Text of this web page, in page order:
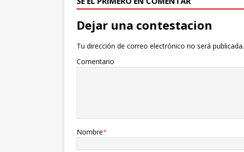
Dejar una contestacion
Tu dirección de correo electrónico no será publicada.
Comentario
Nombre*